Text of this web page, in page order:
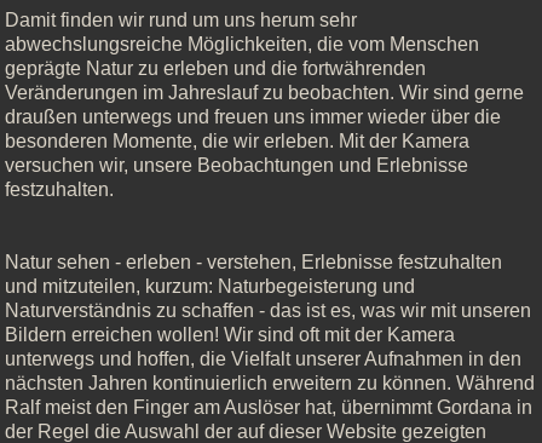
Damit finden wir rund um uns herum sehr
abwechslungsreiche Möglichkeiten, die vom Menschen
geprägte Natur zu erleben und die fortwährenden
Veränderungen im Jahreslauf zu beobachten. Wir sind gerne
draußen unterwegs und freuen uns immer wieder über die
besonderen Momente, die wir erleben. Mit der Kamera
versuchen wir, unsere Beobachtungen und Erlebnisse
festzuhalten.
Natur sehen - erleben - verstehen, Erlebnisse festzuhalten
und mitzuteilen, kurzum: Naturbegeisterung und
Naturverständnis zu schaffen - das ist es, was wir mit unseren
Bildern erreichen wollen! Wir sind oft mit der Kamera
unterwegs und hoffen, die Vielfalt unserer Aufnahmen in den
nächsten Jahren kontinuierlich erweitern zu können. Während
Ralf meist den Finger am Auslöser hat, übernimmt Gordana in
der Regel die Auswahl der auf dieser Website gezeigten